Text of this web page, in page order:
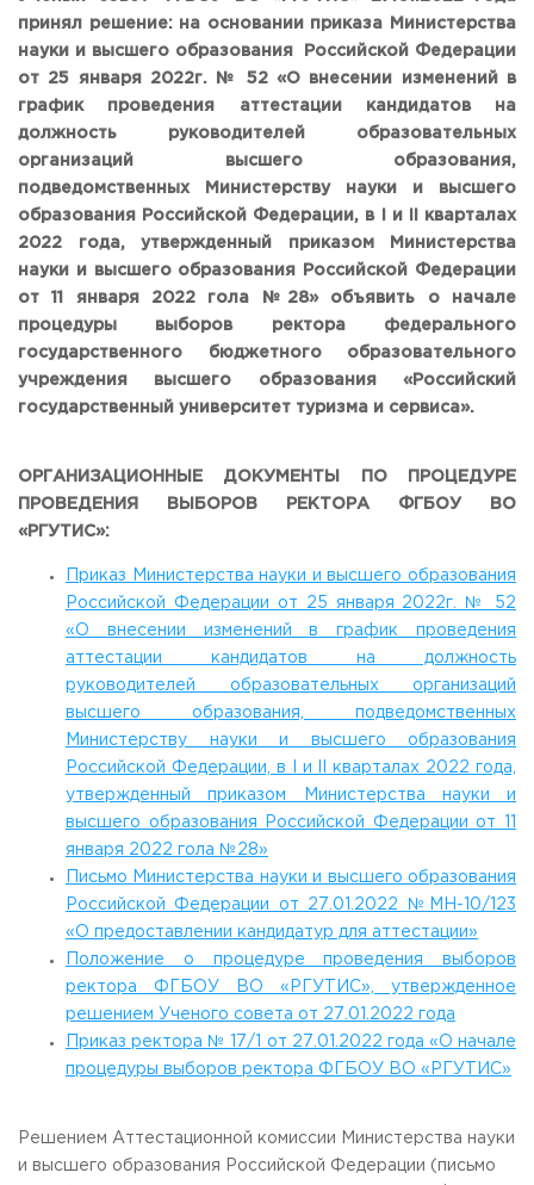
Scientific activity
Additional education
Федеральный ресурсный центр
Федеральное учебно-методическое объединение в
системе ВО
Federal educational and methodical association in the
system of secondary vocational education
Labor union committee
Competition of teaching staff
Information about educationalorganization
ADDRESS
99 Glavnaya Street, dp.Cherkizovo, Urban district Pushkinsky,
Moscow region, 141221
TELEPHONES:
+7 (495) 940 83 00
+7 (495) 940 83 58
E-MAIL
obrashenia@rguts.ru
WORKING HOURS
принял решение: на основании приказа Министерства
науки и высшего образования Российской Федерации
от 25 января 2022г. № 52 «О внесении изменений в
график проведения аттестации кандидатов на
должность руководителей образовательных
организаций высшего образования,
подведомственных Министерству науки и высшего
образования Российской Федерации, в
I и II кварталах
2022 года, утвержденный приказом Министерства
науки и высшего образования Российской Федерации
от 11 января 2022 гола №28» объявить о начале
процедуры выборов ректора федерального
государственного бюджетного образовательного
учреждения высшего образования «Российский
государственный университет туризма и сервиса».
ОРГАНИЗАЦИОННЫЕ ДОКУМЕНТЫ ПО ПРОЦЕДУРЕ
ПРОВЕДЕНИЯ ВЫБОРОВ РЕКТОРА ФГБОУ ВО
«РГУТИС»:
Приказ Министерства науки и высшего образования
Российской Федерации от 25 января 2022г. № 52
«О внесении изменений в график проведения
аттестации кандидатов на должность
руководителей образовательных организаций
высшего образования, подведомственных
Министерству науки и высшего образования
Российской Федерации, в I и II кварталах 2022 года,
утвержденный приказом Министерства науки и
высшего образования Российской Федерации от 11
января 2022 гола №28»
Письмо Министерства науки и высшего образования
Российской Федерации от 27.01.2022 №МН-10/123
«О предоставлении кандидатур для аттестации»
Положение о процедуре проведения выборов
ректора ФГБОУ ВО «РГУТИС», утвержденное
решением Ученого совета от 27.01.2022 года
Приказ ректора № 17/1 от 27.01.2022 года «О начале
процедуры выборов ректора ФГБОУ ВО «РГУТИС»
Решением Аттестационной комиссии Министерства науки
и высшего образования Российской Федерации (письмо